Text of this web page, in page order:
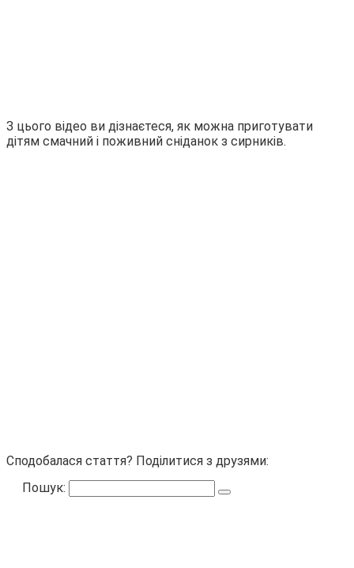
З цього відео ви дізнаєтеся, як можна приготувати
дітям смачний і поживний сніданок з сирників.
Сподобалася стаття? Поділитися з друзями:
Пошук: